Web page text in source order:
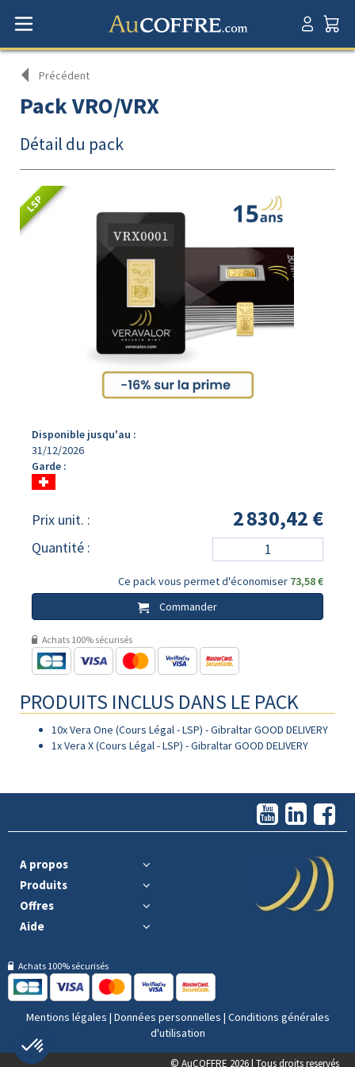
Précédent
Pack VRO/VRX
Détail du pack
LSP
Disponible jusqu'au :
31/12/2026
Garde :
Prix unit. : 2 830,42 €
Quantité :
Ce pack vous permet d'économiser 73,58 €
Commander
Achats 100% sécurisés
PRODUITS INCLUS DANS LE PACK
10xVera One (Cours Légal - LSP) - GibraltarGOOD DELIVERY
1xVera X (Cours Légal - LSP) - GibraltarGOOD DELIVERY
A propos
Produits
Offres
Aide
Achats 100% sécurisés
Mentions légales | Données personnelles | Conditions générales
d'utilisation
© AuCOFFRE 2026 | Tous droits reservés